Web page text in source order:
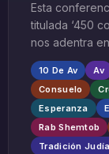
Esta
titulada ‘450
nos adentra
del
comienzo del
aunque ya
mantiene una
judía como
profundo y el
10 De Av Av
Consuelo
Esperanza
Rab Shemtob
Tradición Judía